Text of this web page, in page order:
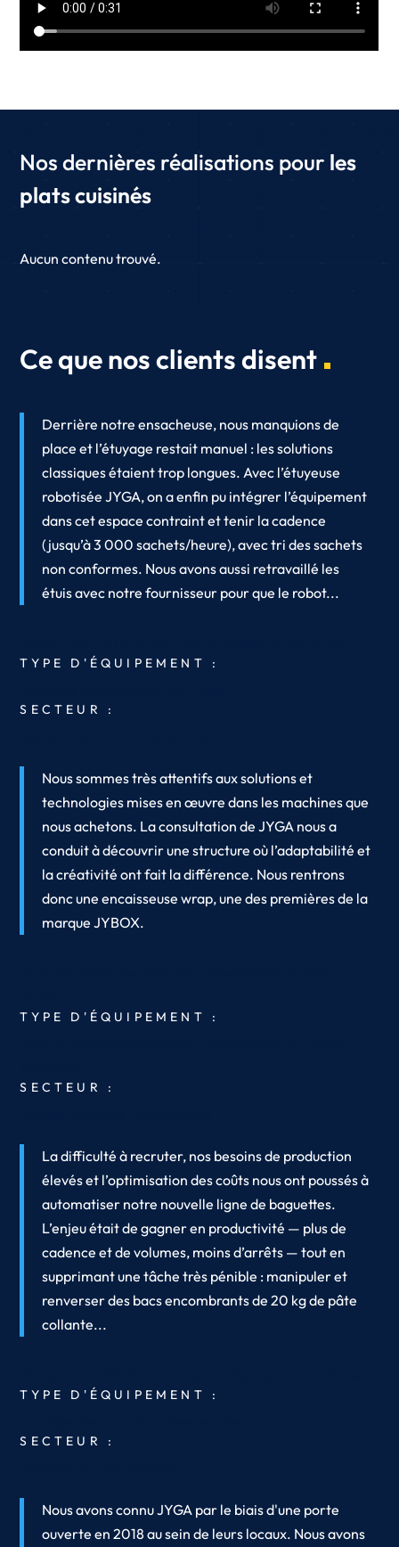
Nos dernières réalisations pour les
plats cuisinés
Aucun contenu trouvé.
Ce que nos clients disent
Derrière notre ensacheuse, nous manquions de
place et l’étuyage restait manuel : les solutions
classiques étaient trop longues. Avec l’étuyeuse
robotisée JYGA, on a enfin pu intégrer l’équipement
dans cet espace contraint et tenir la cadence
(jusqu’à 3 000 sachets/heure), avec tri des sachets
non conformes. Nous avons aussi retravaillé les
étuis avec notre fournisseur pour que le robot...
TYPE D'ÉQUIPEMENT :
SECTEUR :
Nous sommes très attentifs aux solutions et
technologies mises en œuvre dans les machines que
nous achetons. La consultation de JYGA nous a
conduit à découvrir une structure où l’adaptabilité et
la créativité ont fait la différence. Nous rentrons
donc une encaisseuse wrap, une des premières de la
marque JYBOX.
TYPE D'ÉQUIPEMENT :
SECTEUR :
La difficulté à recruter, nos besoins de production
élevés et l’optimisation des coûts nous ont poussés à
automatiser notre nouvelle ligne de baguettes.
L’enjeu était de gagner en productivité — plus de
cadence et de volumes, moins d’arrêts — tout en
supprimant une tâche très pénible : manipuler et
renverser des bacs encombrants de 20 kg de pâte
collante...
TYPE D'ÉQUIPEMENT :
SECTEUR :
Nous avons connu JYGA par le biais d'une porte
ouverte en 2018 au sein de leurs locaux. Nous avons